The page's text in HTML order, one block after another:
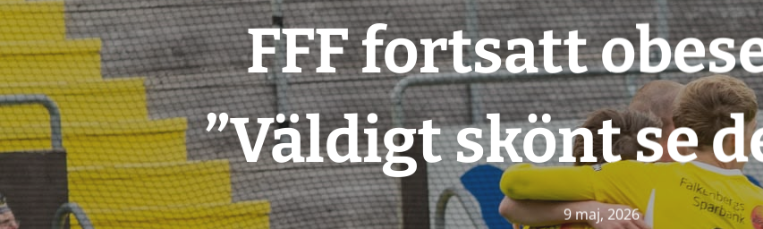
FFF fortsatt
”Väldigt skönt se
9 maj, 2026